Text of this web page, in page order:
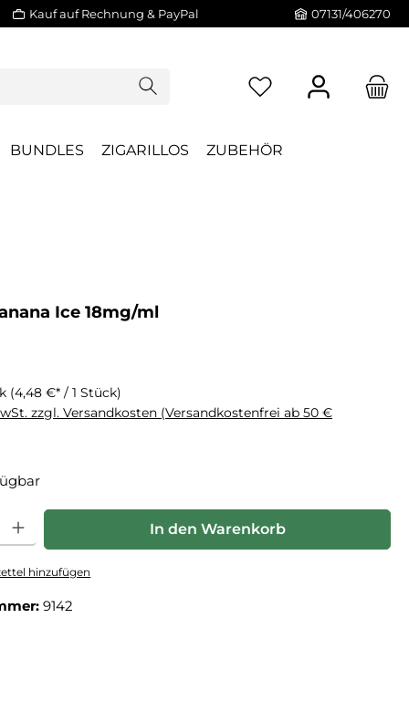
Kauf auf Rechnung & PayPal 07131/406270
BUNDLES ZIGARILLOS ZUBEHÖR
Ice 18mg/ml
(4,48 €* / 1 Stück)
zzgl. Versandkosten (Versandkostenfrei ab 50 €
Gib den gewünschten Wert ein oder benutze die Schaltflächen um die
In den Warenkorb
hinzufügen
9142